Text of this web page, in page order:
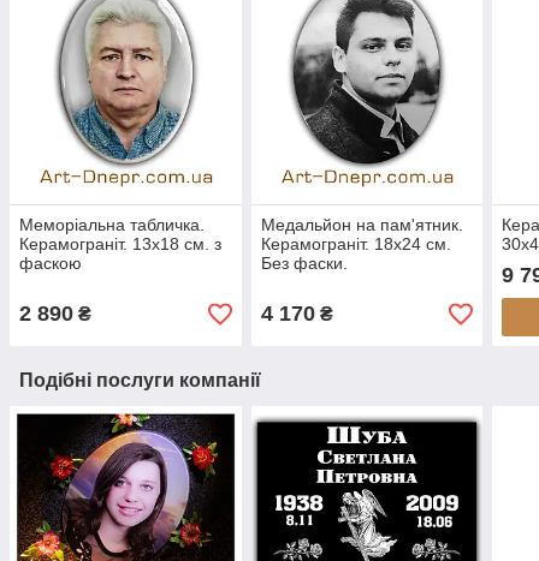
Меморіальна табличка.
Керамограніт. 13х18 см. з
фаскою
2 890 ₴
Медальйон на пам'ятник.
Керамограніт. 18х24 см.
Без фаски.
4 170₴
9
Подібні послуги компанії